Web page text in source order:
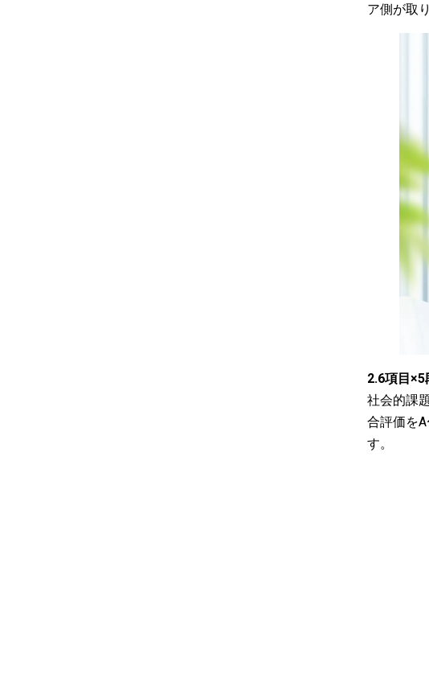
ア側が取
2.6項目
社会的課
合評価を
す。